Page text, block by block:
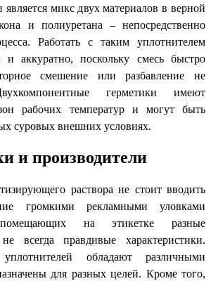
микс двух материалов в верной
и полиуретана – непосредственно
Работать с таким уплотнителем
и аккуратно, поскольку смесь быстро
смешение или разбавление не
герметики имеют
рабочих температур и могут быть
суровых внешних условиях.
и производители
раствора не стоит вводить
громкими рекламными уловками
помещающих на этикетке разные
всегда правдивые характеристики.
обладают различными
для разных целей. Кроме того,